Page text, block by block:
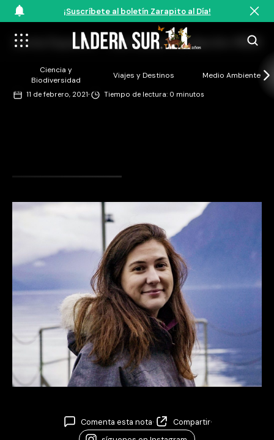
¡Suscríbete al boletín Zarapito al Día!
Ciencia y
Biodiversidad
Viajes y Destinos Medio Ambiente
Sonia Español – Gentileza Fundación MERI
11 de febrero, 2021· Tiempo de lectura: 0 minutos
Comenta esta nota· Compartir·